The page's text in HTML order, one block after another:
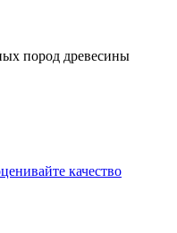
пород древесины